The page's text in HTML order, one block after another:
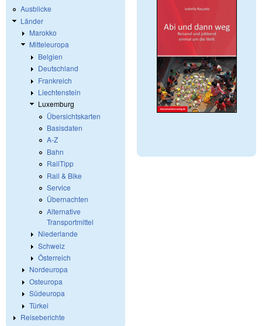
Ausblicke
Länder
Marokko
Mitteleuropa
Belgien
Deutschland
Frankreich
Liechtenstein
Luxemburg
Übersichtskarten
Basisdaten
A-Z
Bahn
RailTipp
Rail & Bike
Service
Übernachten
Alternative
Transportmittel
Niederlande
Schweiz
Österreich
Nordeuropa
Osteuropa
Südeuropa
Türkei
Reiseberichte